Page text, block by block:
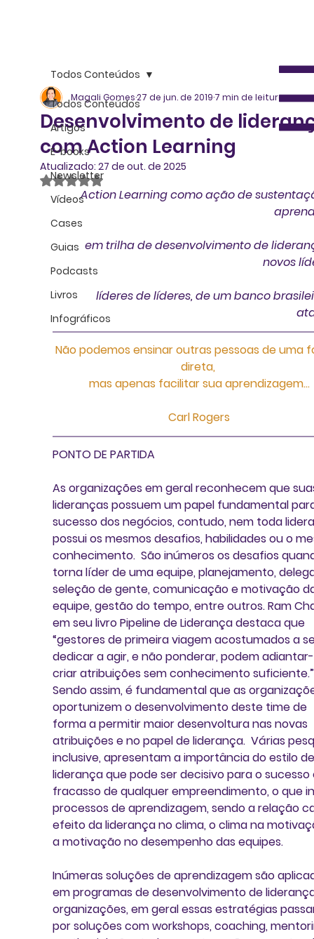
Todos Conteúdos
Artigos
E-books
Newsletter
Vídeos
Cases
Guias
Podcasts
Livros
Infográficos
Todos Conteúdos
Desenvolvimento de
com Action Learning
Magali Gomes27 de jun. de 20197 min de leitura
Atualizado: 27 de out. de 2025
Avaliado com NaN de 5 estrelas.
Action Learning como ação de
em trilha de desenvolvimento de
novos
líderes de líderes, de um banco
Não podemos ensinar outras pessoas de uma
direta,
mas apenas facilitar sua aprendizagem…
Carl Rogers
PONTO DE PARTIDA
As organizações em geral reconhecem que
lideranças possuem um papel fundamental
sucesso dos negócios, contudo, nem toda
possui os mesmos desafios, habilidades ou o
conhecimento.  São inúmeros os desafios
torna líder de uma equipe, planejamento,
seleção de gente, comunicação e motivação
equipe, gestão do tempo, entre outros. Ram
em seu livro Pipeline de Liderança destaca que
“gestores de primeira viagem acostumados a
dedicar a agir, e não ponderar, podem
criar atribuições sem conhecimento
Sendo assim, é fundamental que as
oportunizem o desenvolvimento deste time de
forma a permitir maior desenvoltura nas novas
atribuições e no papel de liderança.  Várias
inclusive, apresentam a importância do estilo
liderança que pode ser decisivo para o
fracasso de qualquer empreendimento, o que
processos de aprendizagem, sendo a relação
efeito da liderança no clima, o clima na
a motivação no desempenho das equipes.
Inúmeras soluções de aprendizagem são
em programas de desenvolvimento de
organizações, em geral essas estratégias
por soluções com workshops, coaching,